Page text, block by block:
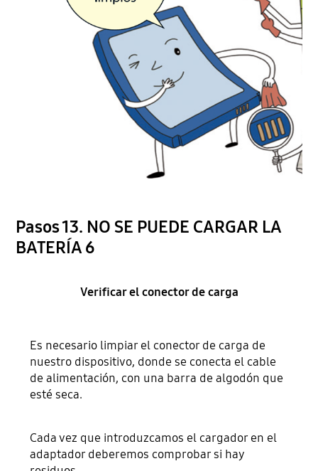
Pasos 13. NO SE PUEDE CARGAR LA
BATERÍA 6
Verificar el conector de carga
Es necesario limpiar el conector de carga de
nuestro dispositivo, donde se conecta el cable
de alimentación, con una barra de algodón que
esté seca.
Cada vez que introduzcamos el cargador en el
adaptador deberemos comprobar si hay